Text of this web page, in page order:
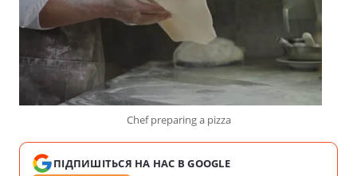
Chef preparing a pizza
ПІДПИШІТЬСЯ НА НАС В GOOGLE